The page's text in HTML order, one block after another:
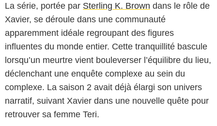
La série, portée par Sterling K. Brown dans le rôle de
Xavier, se déroule dans une communauté
apparemment idéale regroupant des figures
influentes du monde entier. Cette tranquillité bascule
lorsqu’un meurtre vient bouleverser l’équilibre du lieu,
déclenchant une enquête complexe au sein du
complexe. La saison 2 avait déjà élargi son univers
narratif, suivant Xavier dans une nouvelle quête pour
retrouver sa femme Teri.